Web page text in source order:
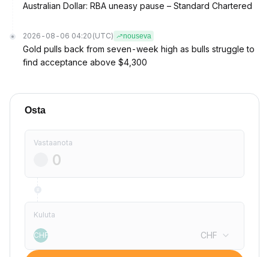
Australian Dollar: RBA uneasy pause – Standard Chartered
2026-08-06 04:20 (UTC) nouseva
Gold pulls back from seven-week high as bulls struggle to
find acceptance above $4,300
Osta
Vastaanota
Kuluta
CHF CHF